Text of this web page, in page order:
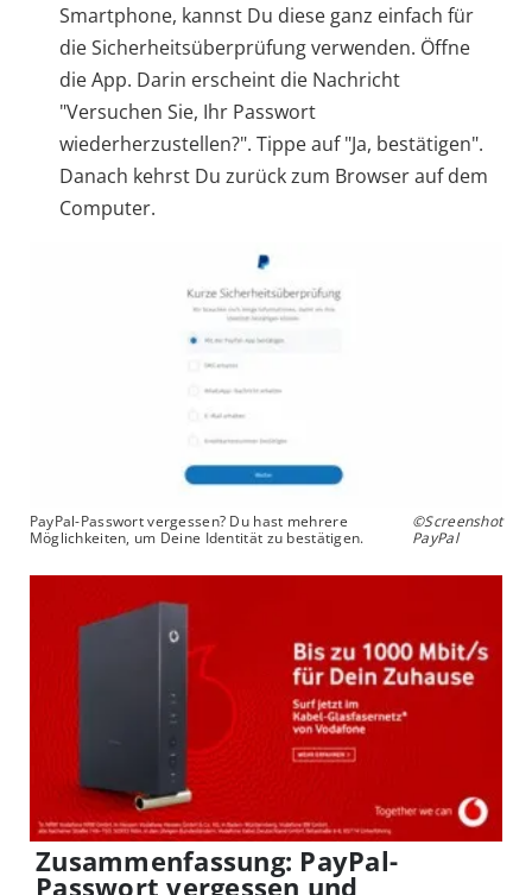
Smartphone, kannst Du diese ganz einfach für
die Sicherheitsüberprüfung verwenden. Öffne
die App. Darin erscheint die Nachricht
"Versuchen Sie, Ihr Passwort
wiederherzustellen?". Tippe auf "Ja, bestätigen".
Danach kehrst Du zurück zum Browser auf dem
Computer.
PayPal-Passwort vergessen? Du hast mehrere
Möglichkeiten, um Deine Identität zu bestätigen.
©Screenshot
PayPal
Zusammenfassung: PayPal-
Passwort vergessen und